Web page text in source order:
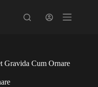
Gravida Cum Ornare